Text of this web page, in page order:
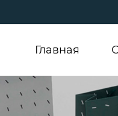
Главная